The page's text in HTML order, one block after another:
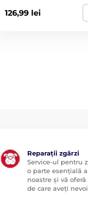
126,99 lei
Reparații zgărzi
Service-ul pentru
o parte esențială
noastre și vă
de care aveți